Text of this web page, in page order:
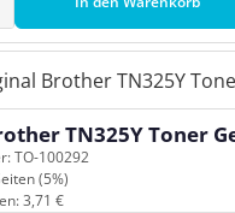
TN325Y Toner
TO-100292
(5%)
3,71 €